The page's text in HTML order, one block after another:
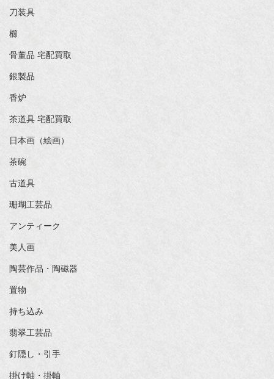
刀装具
櫛
骨董品 宅配買取
銀製品
香炉
茶道具 宅配買取
日本画（絵画）
茶碗
古道具
珊瑚工芸品
アンティーク
美人画
陶芸作品・陶磁器
置物
持ち込み
翡翠工芸品
釘隠し・引手
掛け軸・掛軸